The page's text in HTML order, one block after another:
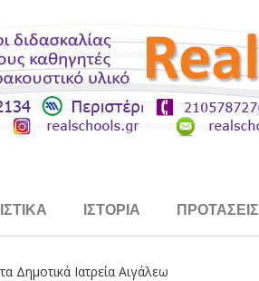
ΙΣΤΟΡΊΑ ΠΡΟΤΆΣΕΙΣ
Δημοτικά Ιατρεία Αιγάλεω